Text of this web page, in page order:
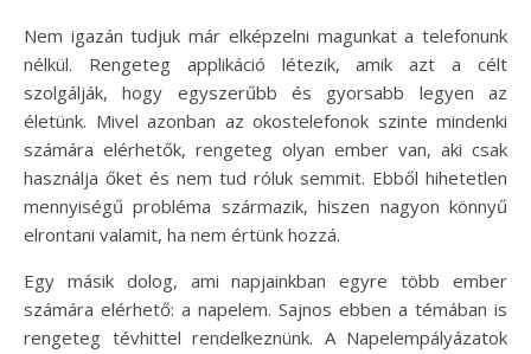
Nem igazán tudjuk már elképzelni magunkat a telefonunk
nélkül. Rengeteg applikáció létezik, amik azt a célt
szolgálják, hogy egyszerűbb és gyorsabb legyen az
életünk. Mivel azonban az okostelefonok szinte mindenki
számára elérhetők, rengeteg olyan ember van, aki csak
használja őket és nem tud róluk semmit. Ebből hihetetlen
mennyiségű probléma származik, hiszen nagyon könnyű
elrontani valamit, ha nem értünk hozzá.
Egy másik dolog, ami napjainkban egyre több ember
számára elérhető: a napelem. Sajnos ebben a témában is
rengeteg tévhittel rendelkeznünk. A Napelempályázatok